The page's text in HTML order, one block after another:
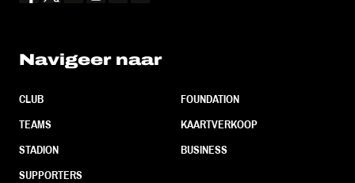
Navigeer naar
CLUB
TEAMS
STADION
SUPPORTERS
FOUNDATION
KAARTVERKOOP
BUSINESS